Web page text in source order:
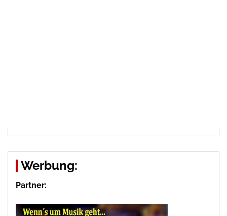
Werbung:
Partner: